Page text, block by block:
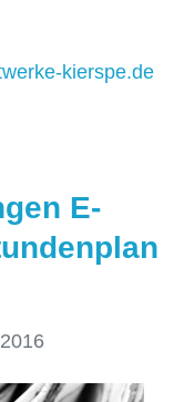
kierspe.de
E-